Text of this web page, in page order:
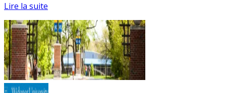
Lire la suite